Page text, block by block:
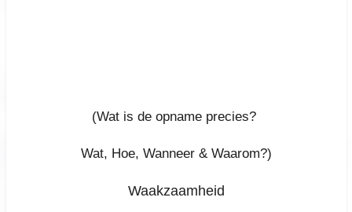
(Wat is de opname precies?
Wat, Hoe, Wanneer & Waarom?)
Waakzaamheid